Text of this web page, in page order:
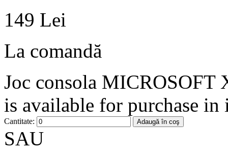
149 Lei
La comandă
Joc consola MICROSOFT
is available for purchase in
Cantitate: Adaugă în coş
SAU